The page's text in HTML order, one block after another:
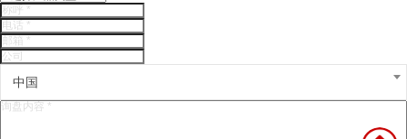
中国